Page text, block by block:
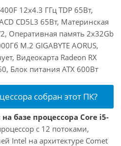
12x4.3 ГГц TDP 65Вт,
CD5L3 65Вт, Материнская
Оперативная память 2x32Gb
M.2 GIGABYTE AORUS,
Видеокарта Radeon RX
Блок питания ATX 600Вт
собран этот ПК?
базе процессора Core i5-
с 12 потоками,
Intel на архитектуре Comet